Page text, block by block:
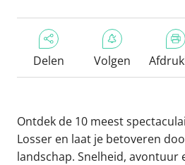
Delen Volgen
Ontdek de 10 meest
Losser en laat je betoveren
landschap. Snelheid, avontuur